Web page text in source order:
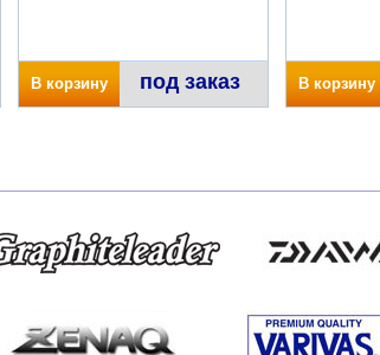
В корзину под заказ В корзину